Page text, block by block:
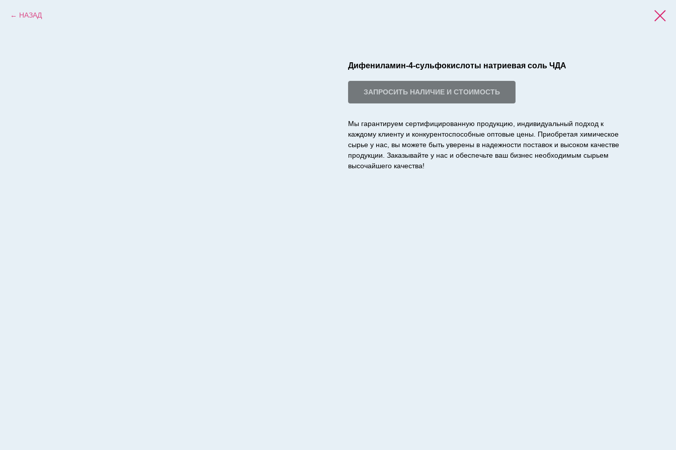
НАЗАД
Дифениламин-4-сульфокислоты натриевая соль ЧДА
ЗАПРОСИТЬ НАЛИЧИЕ И СТОИМОСТЬ
Мы гарантируем сертифицированную продукцию, индивидуальный подход к
каждому клиенту и конкурентоспособные оптовые цены. Приобретая химическое
сырье у нас, вы можете быть уверены в надежности поставок и высоком качестве
продукции. Заказывайте у нас и обеспечьте ваш бизнес необходимым сырьем
высочайшего качества!